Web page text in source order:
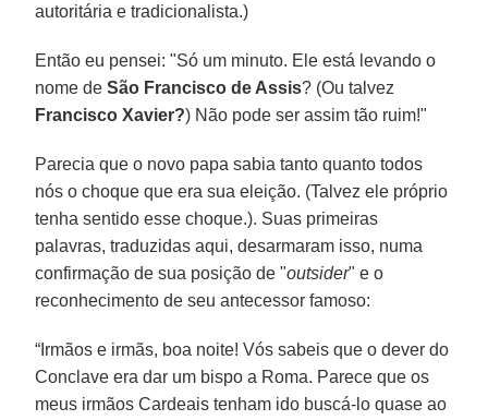
autoritária e tradicionalista.)
Então eu pensei: "Só um minuto. Ele está levando o
nome deSão Francisco de Assis? (Ou talvez
Francisco Xavier?) Não pode ser assim tão ruim!"
Parecia que o novo papa sabia tanto quanto todos
nós o choque que era sua eleição. (Talvez ele próprio
tenha sentido esse choque.). Suas primeiras
palavras, traduzidas aqui, desarmaram isso, numa
confirmação de sua posição de "outsider" e o
reconhecimento de seu antecessor famoso:
“Irmãos e irmãs, boa noite! Vós sabeis que o dever do
Conclave era dar um bispo a Roma. Parece que os
meus irmãos Cardeais tenham ido buscá-lo quase ao